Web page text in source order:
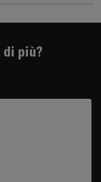
più?